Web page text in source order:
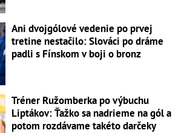
Ani dvojgólové vedenie po prvej
tretine nestačilo: Slováci po dráme
padli s Fínskom v boji o bronz
Tréner Ružomberka po výbuchu
Liptákov: Ťažko sa nadrieme na gól a
potom rozdávame takéto darčeky